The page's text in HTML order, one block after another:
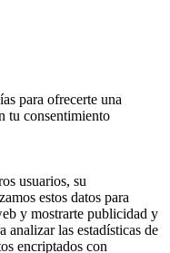
para ofrecerte una
tu consentimiento
usuarios, su
estos datos para
y mostrarte publicidad y
analizar las estadísticas de
encriptados con